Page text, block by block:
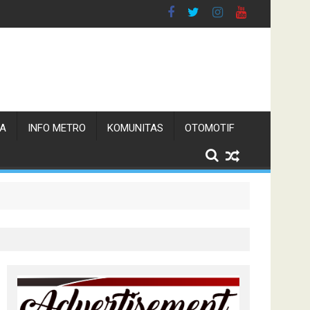
INFO METRO KOMUNITAS OTOMOTIF